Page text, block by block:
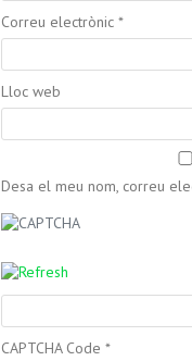
Correu electrònic *
Lloc web
Desa el meu nom, correu
CAPTCHA Code *